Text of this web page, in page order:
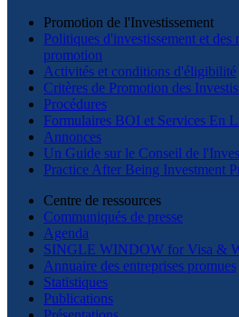
Promotion de l'Investissement
Politiques d'investissement et des
promotion
Activités et conditions d'éligibilité
Critères de Promotion des
Procédures
Formulaires BOI et Services En
Annonces
Un Guide sur le Conseil de
Practice After Being Investment
Centre de ressources
Communiqués de presse
Agenda
SINGLE WINDOW for Visa &
Annuaire des entreprises promues
Statistiques
Publications